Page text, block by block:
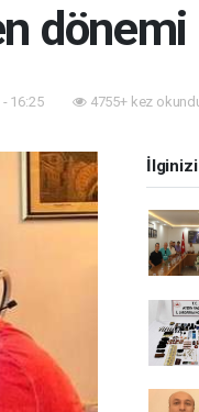
dönemi
16:25 4755+ kez